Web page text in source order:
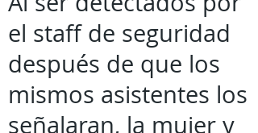
el staff de seguridad
después de que los
mismos asistentes los
señalaran, la mujer y